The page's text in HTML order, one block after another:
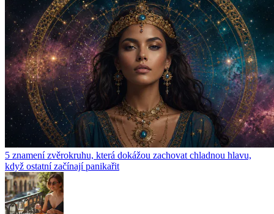
5 znamení zvěrokruhu, která dokážou zachovat chladnou hlavu,
když ostatní začínají panikařit